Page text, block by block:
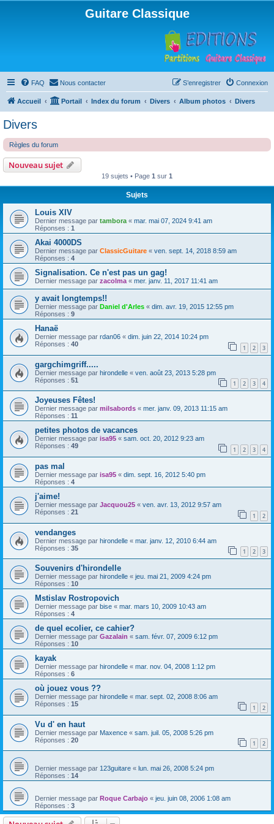
Guitare Classique
FAQ Nous contacter Connexion
S’enregistrer
Accueil Portail Index du forum Divers Album photos Divers
Divers
Règles du forum
Nouveau sujet
19 sujets • Page 1 sur 1
Sujets
Louis XIV
Dernier message par tambora « mar. mai 07, 2024 9:41 am
Réponses : 1
Akai 4000DS
Dernier message par ClassicGuitare « ven. sept. 14, 2018 8:59 am
Réponses : 4
Signalisation. Ce n'est pas un gag!
Dernier message par zacolma « mer. janv. 11, 2017 11:41 am
y avait longtemps!!
Dernier message par Daniel d'Arles « dim. avr. 19, 2015 12:55 pm
Réponses : 9
Hanaë
Dernier message par rdan06 « dim. juin 22, 2014 10:24 pm
Réponses : 40 1 2 3
gargchimgriff.....
Dernier message par hirondelle « ven. août 23, 2013 5:28 pm
Réponses : 51 1 2 3 4
Joyeuses Fêtes!
Dernier message par milsabords « mer. janv. 09, 2013 11:15 am
Réponses : 11
petites photos de vacances
Dernier message par isa95 « sam. oct. 20, 2012 9:23 am
Réponses : 49 1 2 3 4
pas mal
Dernier message par isa95 « dim. sept. 16, 2012 5:40 pm
Réponses : 4
j'aime!
Dernier message par Jacquou25 « ven. avr. 13, 2012 9:57 am
Réponses : 21 1 2
vendanges
Dernier message par hirondelle « mar. janv. 12, 2010 6:44 am
Réponses : 35 1 2 3
Souvenirs d'hirondelle
Dernier message par hirondelle « jeu. mai 21, 2009 4:24 pm
Réponses : 10
Mstislav Rostropovich
Dernier message par bise « mar. mars 10, 2009 10:43 am
Réponses : 4
de quel ecolier, ce cahier?
Dernier message par Gazalain « sam. févr. 07, 2009 6:12 pm
Réponses : 10
kayak
Dernier message par hirondelle « mar. nov. 04, 2008 1:12 pm
Réponses : 6
où jouez vous ??
Dernier message par hirondelle « mar. sept. 02, 2008 8:06 am
Réponses : 15 1 2
Vu d' en haut
Dernier message par Maxence « sam. juil. 05, 2008 5:26 pm
Réponses : 20 1 2
Dernier message par 123guitare « lun. mai 26, 2008 5:24 pm
Réponses : 14
Dernier message par Roque Carbajo « jeu. juin 08, 2006 1:08 am
Réponses : 3